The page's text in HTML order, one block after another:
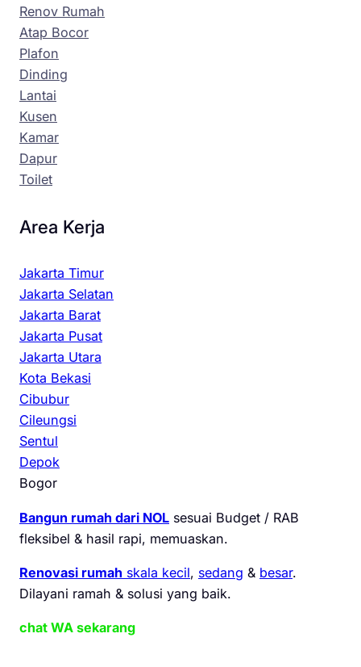
Renov Rumah
Atap Bocor
Plafon
Dinding
Lantai
Kusen
Kamar
Dapur
Toilet
Area Kerja
Jakarta Timur
Jakarta Selatan
Jakarta Barat
Jakarta Pusat
Jakarta Utara
Kota Bekasi
Cibubur
Cileungsi
Sentul
Depok
Bogor
Bangun rumah dari NOL sesuai Budget / RAB
fleksibel & hasil rapi, memuaskan.
Renovasi rumah skala kecil, sedang & besar.
Dilayani ramah & solusi yang baik.
chat WA sekarang